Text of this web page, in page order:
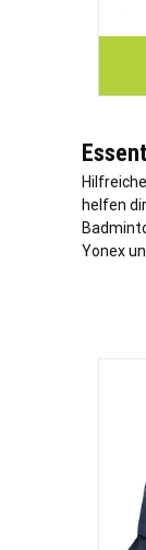
helfen
Yonex